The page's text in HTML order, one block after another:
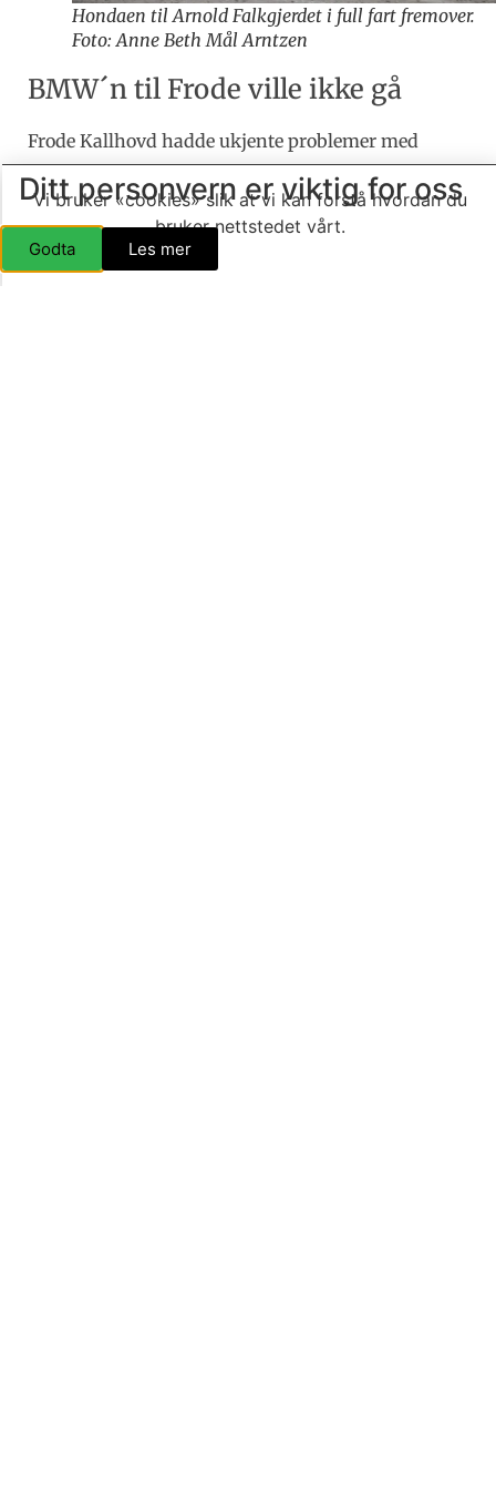
Hondaen til Arnold Falkgjerdet i full fart fremover.
Foto: Anne Beth Mål Arntzen
BMW´n til Frode ville ikke gå
Frode Kallhovd hadde ukjente problemer med
bilen gjennom så godt som hele løpet. Selv med
justeringer etter hver omgang, så gikk ikke BMW
´n som den skulle. Kallhovd, som vanligvis er å
Ditt personvern er viktig for oss
Vi bruker «cookies» slik at vi kan forstå hvordan du
bruker nettstedet vårt.
Godta Les mer